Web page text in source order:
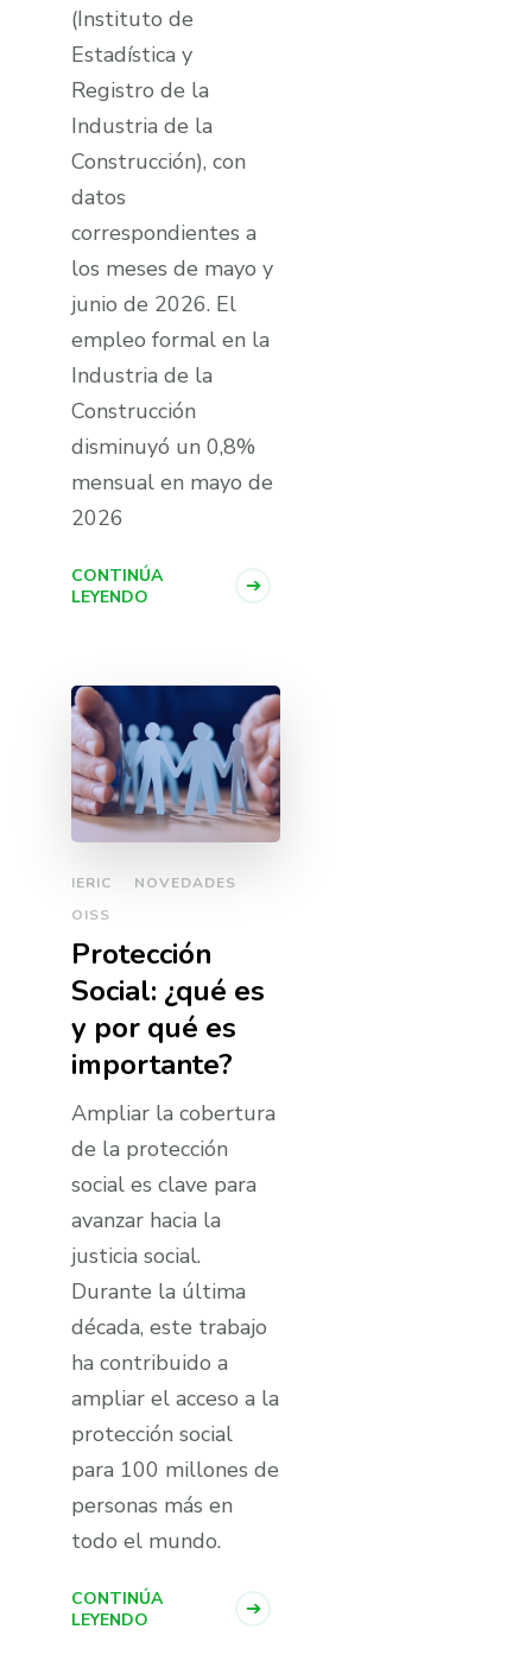
(Instituto de
Estadística y
Registro de la
Industria de la
Construcción), con
datos
correspondientes a
los meses de mayo y
junio de 2026. El
empleo formal en la
Industria de la
Construcción
disminuyó un 0,8%
mensual en mayo de
2026
CONTINÚA
LEYENDO
IERIC
NOVEDADES
OISS
Protección
Social: ¿qué es
y por qué es
importante?
Ampliar la cobertura
de la protección
social es clave para
avanzar hacia la
justicia social.
Durante la última
década, este trabajo
ha contribuido a
ampliar el acceso a la
protección social
para 100 millones de
personas más en
todo el mundo.
CONTINÚA
LEYENDO